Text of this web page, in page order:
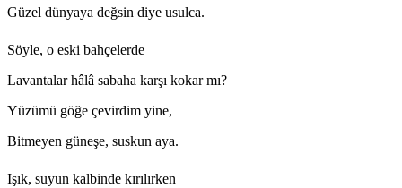
Güzel dünyaya değsin diye usulca.
Söyle, o eski bahçelerde
Lavantalar hâlâ sabaha karşı kokar mı?
Yüzümü göğe çevirdim yine,
Bitmeyen güneşe, suskun aya.
Işık, suyun kalbinde kırılırken